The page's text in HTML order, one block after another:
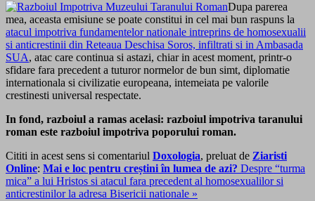
Dupa parerea
mea, aceasta emisiune se poate constitui in cel mai bun raspuns la
atacul impotriva fundamentelor nationale intreprins de homosexualii
si anticrestinii din Reteaua Deschisa Soros, infiltrati si in Ambasada
SUA, atac care continua si astazi, chiar in acest moment, printr-o
sfidare fara precedent a tuturor normelor de bun simt, diplomatie
internationala si civilizatie europeana, intemeiata pe valorile
crestinesti universal respectate.
In fond, razboiul a ramas acelasi: razboiul impotriva taranului
roman este razboiul impotriva poporului roman.
Cititi in acest sens si comentariul Doxologia, preluat de Ziaristi
Online: Mai e loc pentru creștini în lumea de azi? Despre “turma
mica” a lui Hristos si atacul fara precedent al homosexualilor si
anticrestinilor la adresa Bisericii nationale »